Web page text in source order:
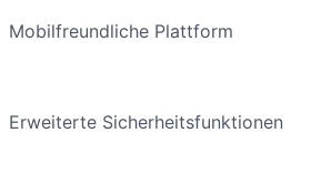
Mobilfreundliche Plattform
Erweiterte Sicherheitsfunktionen